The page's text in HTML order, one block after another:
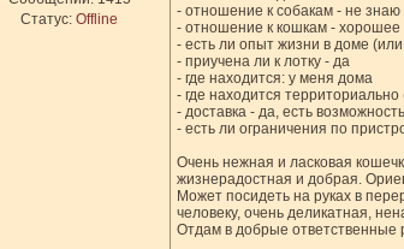
Статус: Offline
- отношение к собакам - не знаю
- отношение к кошкам - хорошее
- есть ли опыт жизни в доме
- приучена ли к лотку - да
- где находится: у меня дома
- где находится
- доставка - да, есть
- есть ли ограничения по
Очень нежная и ласковая
жизнерадостная и добрая.
Может посидеть на руках в
человеку, очень деликатная,
Отдам в добрые ответственные